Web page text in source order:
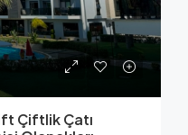
Çiftlik Çatı